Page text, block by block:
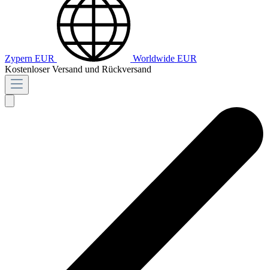
Zypern EUR Worldwide EUR
Kostenloser Versand und Rückversand